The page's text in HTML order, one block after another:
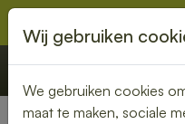
€ 0,00
Wij gebruiken
We gebruiken cookies
maat te maken, sociale